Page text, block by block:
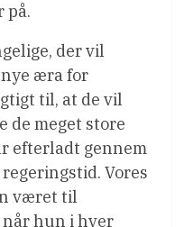
på.
der vil
æra for
til, at de vil
de meget store
efterladt gennem
Vores
været til
hun i hver